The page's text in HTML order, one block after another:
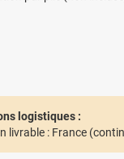
logistiques :
livrable : France